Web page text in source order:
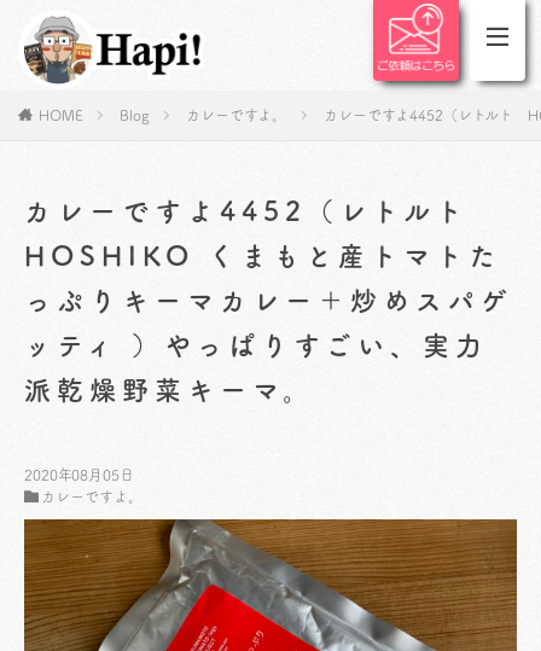
HOME Blog カレーですよ。 カレーですよ4452（レトルト
カレーですよ4452（レトルト
HOSHIKO くまもと産トマトた
っぷりキーマカレー＋炒めスパゲ
ッティ ）やっぱりすごい、実力
派乾燥野菜キーマ。
2020年08月05日
カレーですよ。